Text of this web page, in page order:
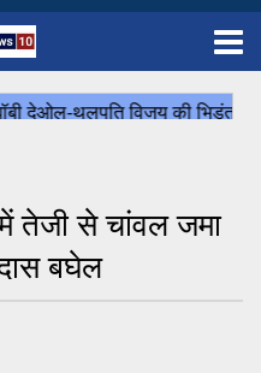
तेजी से चांवल जमा
बघेल